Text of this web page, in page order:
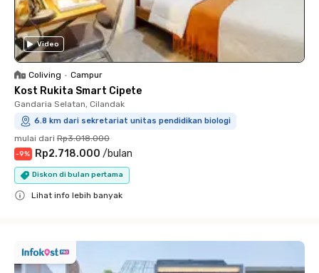
Video
Coliving • Campur
Kost Rukita Smart Cipete
Gandaria Selatan, Cilandak
6.8 km dari sekretariat unitas pendidikan biologi
mulai dari Rp3.018.000
-9% Rp2.718.000 /bulan
Diskon di bulan pertama
Lihat info lebih banyak